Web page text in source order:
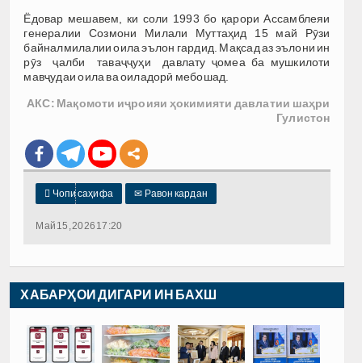
Ёдовар мешавем, ки соли 1993 бо қарори Ассамблеяи
генералии Созмони Милали Муттаҳид 15 май Рӯзи
байналмилалии оила эълон гардид. Мақсад аз эълони ин
рӯз ҷалби таваҷҷуҳи давлату ҷомеа ба мушкилоти
мавҷудаи оила ва оиладорӣ мебошад.
АКС: Мақомоти иҷроияи ҳокимияти давлатии шаҳри
Гулистон
 Чопи саҳифа ✉ Равон кардан
Май 15, 2026 17:20
ХАБАРҲОИ ДИГАРИ ИН БАХШ